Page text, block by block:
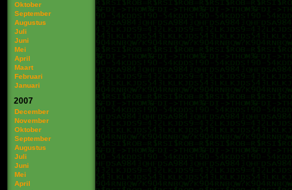
Oktober
September
Augustus
Juli
Juni
Mei
April
Maart
Februari
Januari
2007
December
November
Oktober
September
Augustus
Juli
Juni
Mei
April